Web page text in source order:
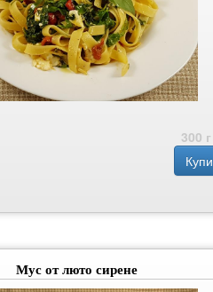
300 г
Купи
Мус от люто сирене